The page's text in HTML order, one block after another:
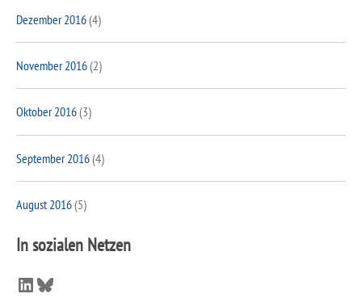
Dezember 2016(4)
November 2016(2)
Oktober 2016(3)
September 2016(4)
August 2016(5)
In sozialen Netzen
LinkedIn
Bluesky